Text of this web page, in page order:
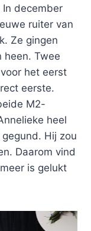
december
ruiter van
Ze gingen
heen. Twee
het eerst
eerste.
M2-
heel
Hij zou
Daarom vind
is gelukt